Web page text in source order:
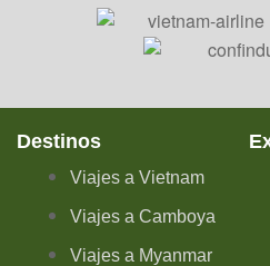
Destinos
Viajes a Vietnam
Viajes a Camboya
Viajes a Myanmar